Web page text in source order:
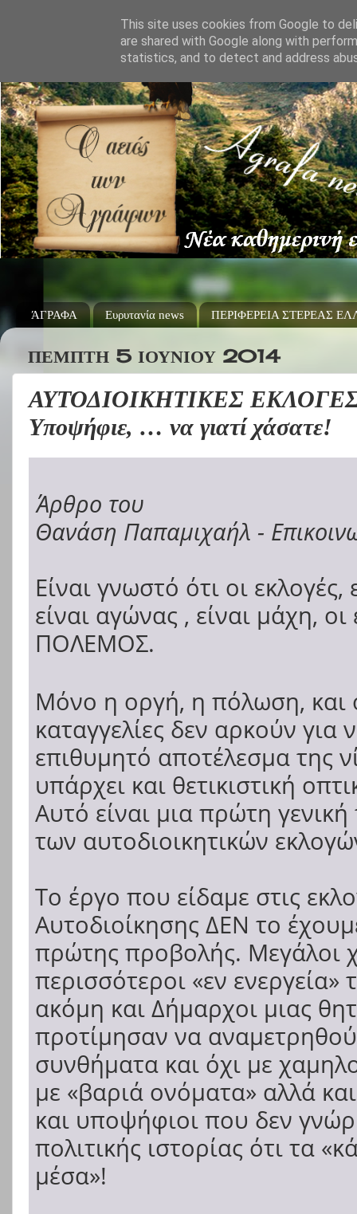
ΆΓΡΑΦΑ Ευρυτανία news ΠΕΡΙΦΕΡΕΙΑ ΣΤΕΡΕΑΣ
ΠΈΜΠΤΗ 5 ΙΟΥΝΊΟΥ 2014
ΑΥΤΟΔΙΟΙΚΗΤΙΚΕΣ ΕΚΛΟΓΕΣ
Υποψήφιε, … να γιατί χάσατε!
Άρθρο του
Θανάση Παπαμιχαήλ -
Είναι γνωστό ότι οι
είναι αγώνας , είναι μάχη, οι
ΠΟΛΕΜΟΣ.
Μόνο η οργή, η πόλωση, και
καταγγελίες δεν αρκούν για
επιθυμητό αποτέλεσμα της
υπάρχει και θετικιστική
Αυτό είναι μια πρώτη
των αυτοδιοικητικών
Το έργο που είδαμε στις
Αυτοδιοίκησης ΔΕΝ το
πρώτης προβολής. Μεγάλοι
περισσότεροι «εν ενεργεία»
ακόμη και Δήμαρχοι μιας
προτίμησαν να
συνθήματα και όχι με
με «βαριά ονόματα» αλλά
και υποψήφιοι που δεν
πολιτικής ιστορίας ότι τα
μέσα»!
This site uses cookies from Google to
are shared with Google along with
statistics, and to detect and address